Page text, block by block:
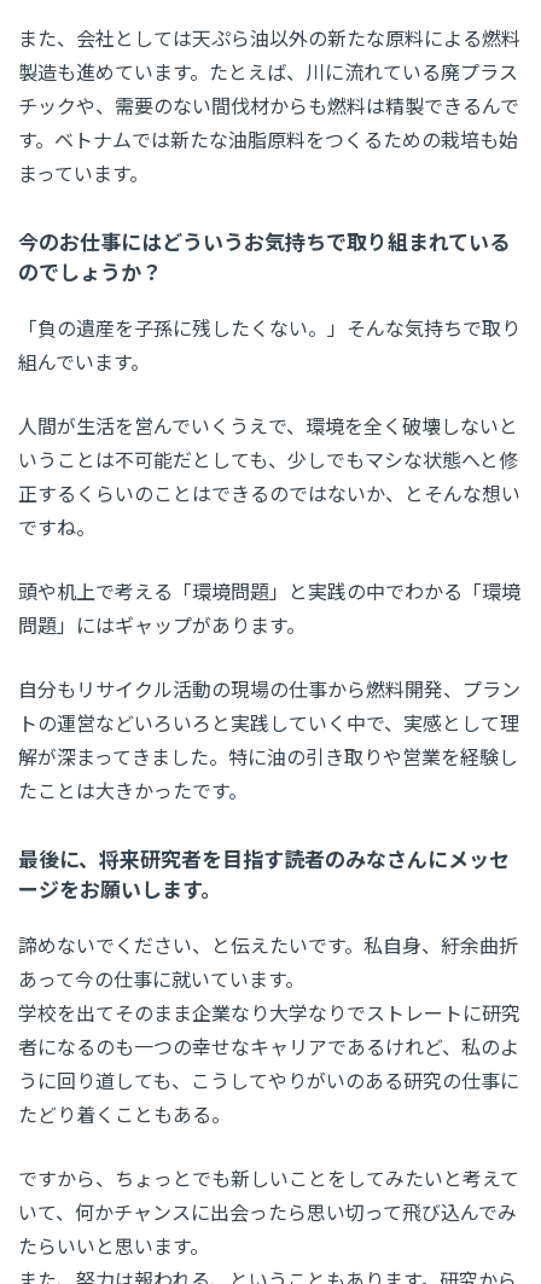
また、会社としては天ぷら油以外の新たな原料による燃料
製造も進めています。たとえば、川に流れている廃プラス
チックや、需要のない間伐材からも燃料は精製できるんで
す。ベトナムでは新たな油脂原料をつくるための栽培も始
まっています。
今のお仕事にはどういうお気持ちで取り組まれている
のでしょうか？
「負の遺産を子孫に残したくない。」そんな気持ちで取り
組んでいます。
人間が生活を営んでいくうえで、環境を全く破壊しないと
いうことは不可能だとしても、少しでもマシな状態へと修
正するくらいのことはできるのではないか、とそんな想い
ですね。
頭や机上で考える「環境問題」と実践の中でわかる「環境
問題」にはギャップがあります。
自分もリサイクル活動の現場の仕事から燃料開発、プラン
トの運営などいろいろと実践していく中で、実感として理
解が深まってきました。特に油の引き取りや営業を経験し
たことは大きかったです。
最後に、将来研究者を目指す読者のみなさんにメッセ
ージをお願いします。
諦めないでください、と伝えたいです。私自身、紆余曲折
あって今の仕事に就いています。
学校を出てそのまま企業なり大学なりでストレートに研究
者になるのも一つの幸せなキャリアであるけれど、私のよ
うに回り道しても、こうしてやりがいのある研究の仕事に
たどり着くこともある。
ですから、ちょっとでも新しいことをしてみたいと考えて
いて、何かチャンスに出会ったら思い切って飛び込んでみ
たらいいと思います。